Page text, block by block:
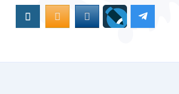
ВконтактеOK.RUMAIL.RU